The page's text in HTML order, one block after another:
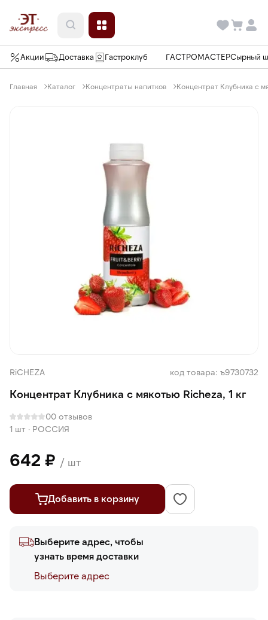
Акции Доставка Гастроклуб ГАСТРОМАСТЕРСырный
Главная Каталог Концентраты напитков Концентрат Клубника с
RiCHEZA код товара: ъ9730732
Концентрат Клубника с мякотью Richeza, 1 кг
00 отзывов
1 шт · РОССИЯ
642 ₽ / шт
Добавить в корзину
Выберите адрес, чтобы
узнать время доставки
Выберите адреc